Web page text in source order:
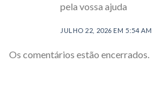
pela vossa ajuda
JULHO 22, 2026 EM 5:54 AM
Os comentários estão encerrados.